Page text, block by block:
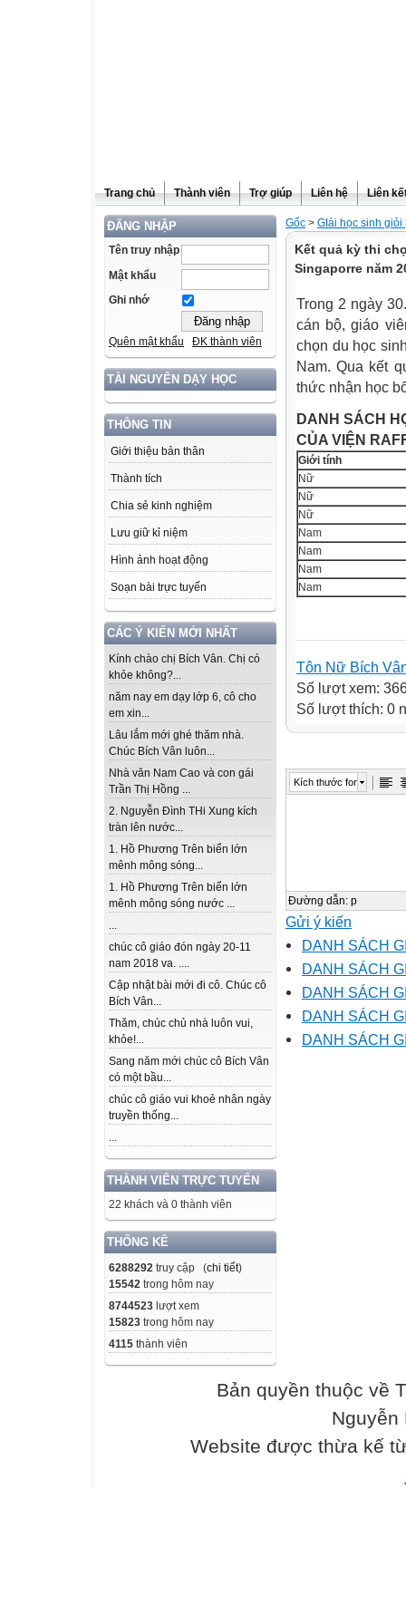
Trang chủ Thành viên Trợ giúp Liên hệ Liên
ĐĂNG NHẬP
Tên truy nhập
Mật khẩu
Ghi nhớ
Quên mật khẩu ĐK thành viên
TÀI NGUYÊN DẠY HỌC
THÔNG TIN
Giới thiệu bản thân
Thành tích
Chia sẻ kinh nghiệm
Lưu giữ kỉ niệm
Hình ảnh hoạt động
Soạn bài trực tuyến
CÁC Ý KIẾN MỚI NHẤT
Kính chào chị Bích Vân. Chị có
khỏe không?...
năm nay em dạy lớp 6, cô cho
em xin...
Lâu lắm mới ghé thăm nhà.
Chúc Bích Vân luôn...
Nhà văn Nam Cao và con gái
Trần Thị Hồng ...
2. Nguyễn Đình THi Xung kích
tràn lên nước...
1. Hồ Phương Trên biển lớn
mênh mông sóng...
1. Hồ Phương Trên biển lớn
mênh mông sóng nước ...
...
chúc cô giáo đón ngày 20-11
nam 2018 va. ....
Cập nhật bài mới đi cô. Chúc cô
Bích Vân...
Thăm, chúc chủ nhà luôn vui,
khỏe!...
Sang năm mới chúc cô Bích Vân
có một bầu...
chúc cô giáo vui khoẻ nhân ngày
truyền thống...
...
THÀNH VIÊN TRỰC TUYẾN
22 khách và 0 thành viên
THỐNG KÊ
6288292 truy cập (chi tiết)
15542 trong hôm nay
8744523 lượt xem
15823 trong hôm nay
4115 thành viên
Gốc > GIải học sinh giỏi
Kết quả kỳ thi
Singaporre năm
Trong 2 ngày
cán bộ, giáo
chọn du học
Nam. Qua kết
thức nhận học
DANH SÁCH
CỦA VIỆN
Giới tính
Nữ
Nữ
Nữ
Nam
Nam
Nam
Nam
Tôn Nữ Bích
Số lượt xem:
Số lượt thích: 0
Kích thước font
Đường dẫn: p
Gửi ý kiến
DANH SÁCH
DANH SÁCH
DANH SÁCH
DANH SÁCH
DANH SÁCH
Bản quyền thuộc về
Nguyễn
Website được thừa kế